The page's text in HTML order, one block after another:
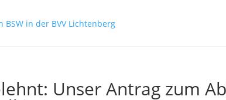
Unser Antrag zum